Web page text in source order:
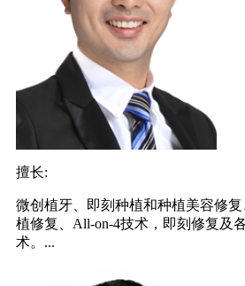
擅长:
微创植牙、即刻种植和种植美容修
植修复、All-on-4技术，即刻修复及
术。...